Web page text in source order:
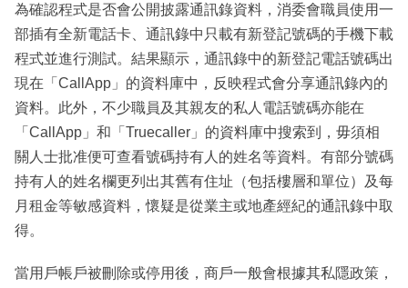
為確認程式是否會公開披露通訊錄資料，消委會職員使用一
部插有全新電話卡、通訊錄中只載有新登記號碼的手機下載
程式並進行測試。結果顯示，通訊錄中的新登記電話號碼出
現在「CallApp」的資料庫中，反映程式會分享通訊錄內的
資料。此外，不少職員及其親友的私人電話號碼亦能在
「CallApp」和「Truecaller」的資料庫中搜索到，毋須相
關人士批准便可查看號碼持有人的姓名等資料。有部分號碼
持有人的姓名欄更列出其舊有住址（包括樓層和單位）及每
月租金等敏感資料，懷疑是從業主或地產經紀的通訊錄中取
得。
當用戶帳戶被刪除或停用後，商戶一般會根據其私隱政策，